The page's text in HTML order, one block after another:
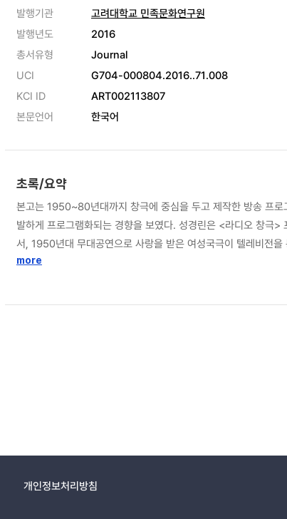
발행기관
고려대학교 민족문화연구원
발행년도
2016
총서유형
Journal
UCI
G704-000804.2016..71.008
KCI ID
ART002113807
본문언어
한국어
초록/요약
본고는 1950~80년대까지 창극에 중심을 두고 제작한 방송 프
발하게 프로그램화되는 경향을 보였다. 성경린은 <라디오 창극
서, 1950년대 무대공연으로 사랑을 받은 여성국극이 텔레비전
1980년대에도 이 흐름이 이어지지만 국악 프로그램에 대한 경
more
개인정보처리방침